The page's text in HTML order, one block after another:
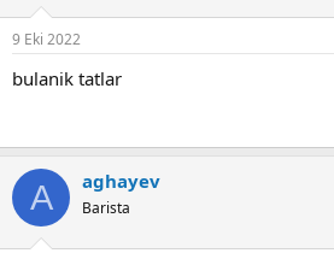
9 Eki 2022
bulanik tatlar
A aghayev
Barista